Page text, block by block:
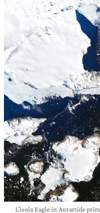
L’isola Eagle in Antartide